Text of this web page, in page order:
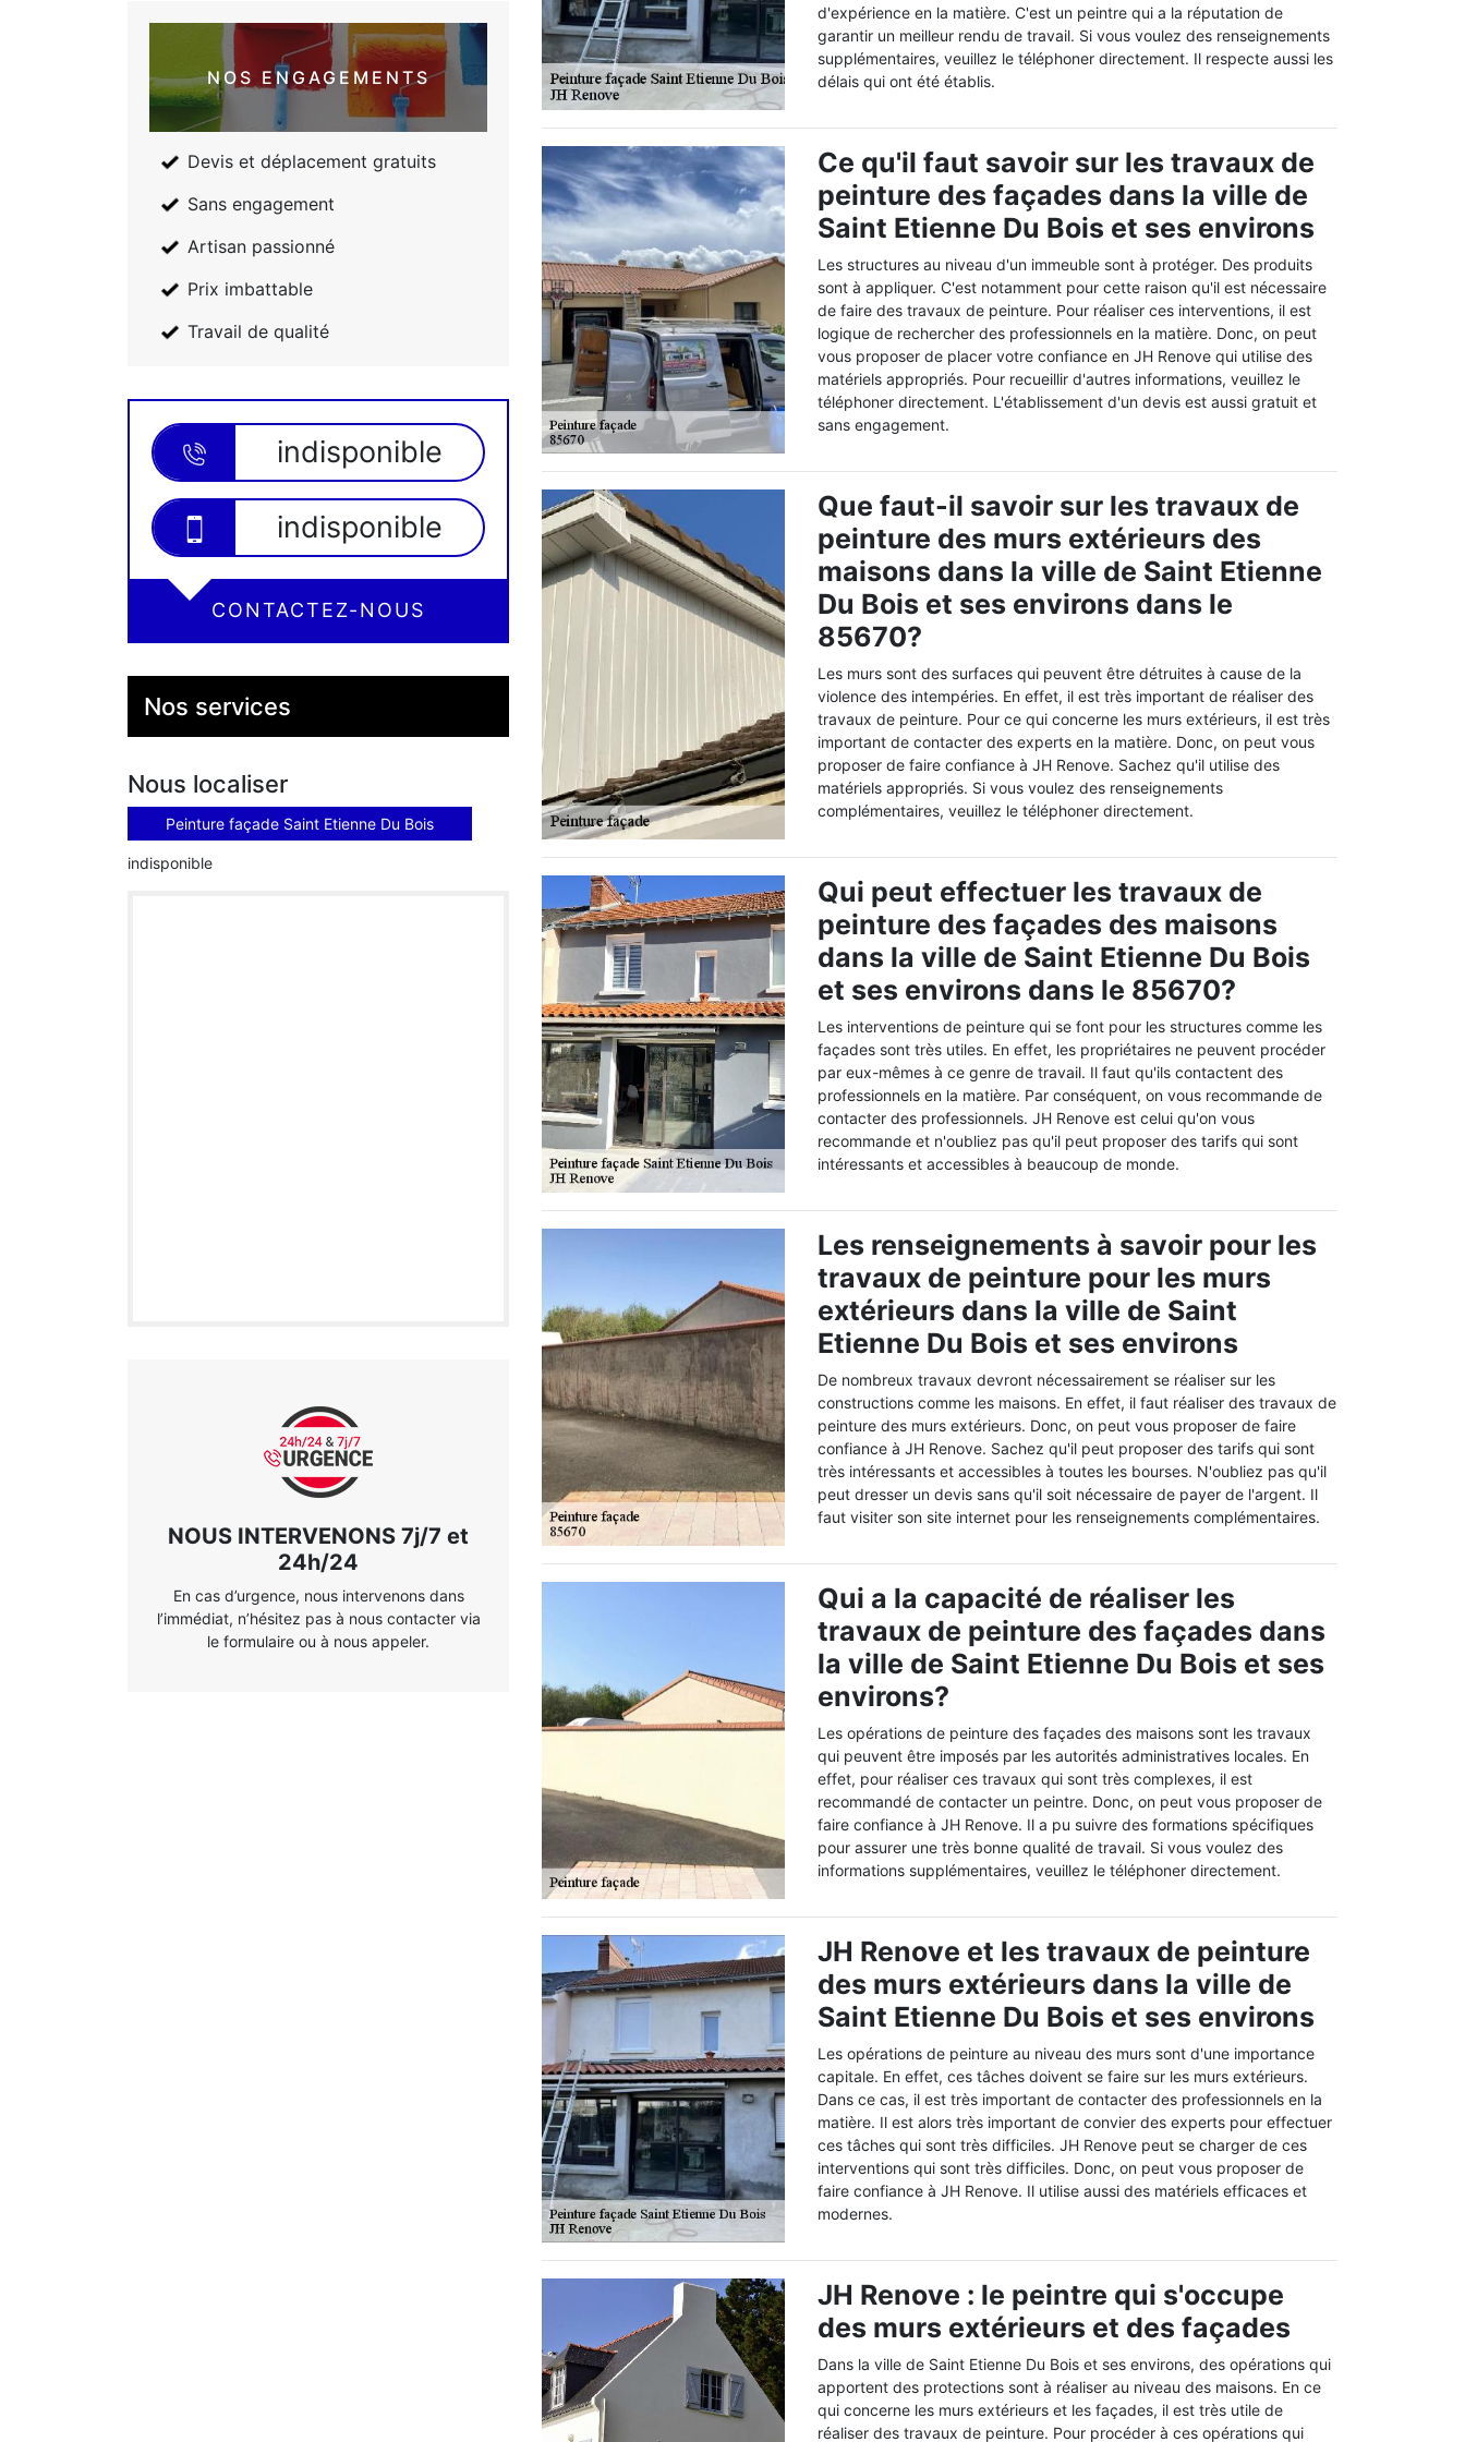
NOS ENGAGEMENTS
Devis et déplacement gratuits
Sans engagement
Artisan passionné
Prix imbattable
Travail de qualité
indisponible
indisponible
CONTACTEZ-NOUS
Nos services
Nous localiser
Peinture façade Saint Etienne Du Bois
indisponible
NOUS INTERVENONS 7j/7 et
24h/24
En cas d’urgence, nous intervenons dans
l’immédiat, n’hésitez pas à nous contacter via
le formulaire ou à nous appeler.
d'expérience en la matière. C'est un peintre qui a la réputation de
garantir un meilleur rendu de travail. Si vous voulez des renseignements
supplémentaires, veuillez le téléphoner directement. Il respecte aussi les
délais qui ont été établis.
Ce qu'il faut savoir sur les travaux de
peinture des façades dans la ville de
Saint Etienne Du Bois et ses environs
Les structures au niveau d'un immeuble sont à protéger. Des produits
sont à appliquer. C'est notamment pour cette raison qu'il est nécessaire
de faire des travaux de peinture. Pour réaliser ces interventions, il est
logique de rechercher des professionnels en la matière. Donc, on peut
vous proposer de placer votre confiance en JH Renove qui utilise des
matériels appropriés. Pour recueillir d'autres informations, veuillez le
téléphoner directement. L'établissement d'un devis est aussi gratuit et
sans engagement.
Que faut-il savoir sur les travaux de
peinture des murs extérieurs des
maisons dans la ville de Saint Etienne
Du Bois et ses environs dans le
85670?
Les murs sont des surfaces qui peuvent être détruites à cause de la
violence des intempéries. En effet, il est très important de réaliser des
travaux de peinture. Pour ce qui concerne les murs extérieurs, il est très
important de contacter des experts en la matière. Donc, on peut vous
proposer de faire confiance à JH Renove. Sachez qu'il utilise des
matériels appropriés. Si vous voulez des renseignements
complémentaires, veuillez le téléphoner directement.
Qui peut effectuer les travaux de
peinture des façades des maisons
dans la ville de Saint Etienne Du Bois
et ses environs dans le 85670?
Les interventions de peinture qui se font pour les structures comme les
façades sont très utiles. En effet, les propriétaires ne peuvent procéder
par eux-mêmes à ce genre de travail. Il faut qu'ils contactent des
professionnels en la matière. Par conséquent, on vous recommande de
contacter des professionnels. JH Renove est celui qu'on vous
recommande et n'oubliez pas qu'il peut proposer des tarifs qui sont
intéressants et accessibles à beaucoup de monde.
Les renseignements à savoir pour les
travaux de peinture pour les murs
extérieurs dans la ville de Saint
Etienne Du Bois et ses environs
De nombreux travaux devront nécessairement se réaliser sur les
constructions comme les maisons. En effet, il faut réaliser des travaux de
peinture des murs extérieurs. Donc, on peut vous proposer de faire
confiance à JH Renove. Sachez qu'il peut proposer des tarifs qui sont
très intéressants et accessibles à toutes les bourses. N'oubliez pas qu'il
peut dresser un devis sans qu'il soit nécessaire de payer de l'argent. Il
faut visiter son site internet pour les renseignements complémentaires.
Qui a la capacité de réaliser les
travaux de peinture des façades dans
la ville de Saint Etienne Du Bois et ses
environs?
Les opérations de peinture des façades des maisons sont les travaux
qui peuvent être imposés par les autorités administratives locales. En
effet, pour réaliser ces travaux qui sont très complexes, il est
recommandé de contacter un peintre. Donc, on peut vous proposer de
faire confiance à JH Renove. Il a pu suivre des formations spécifiques
pour assurer une très bonne qualité de travail. Si vous voulez des
informations supplémentaires, veuillez le téléphoner directement.
JH Renove et les travaux de peinture
des murs extérieurs dans la ville de
Saint Etienne Du Bois et ses environs
Les opérations de peinture au niveau des murs sont d'une importance
capitale. En effet, ces tâches doivent se faire sur les murs extérieurs.
Dans ce cas, il est très important de contacter des professionnels en la
matière. Il est alors très important de convier des experts pour effectuer
ces tâches qui sont très difficiles. JH Renove peut se charger de ces
interventions qui sont très difficiles. Donc, on peut vous proposer de
faire confiance à JH Renove. Il utilise aussi des matériels efficaces et
modernes.
JH Renove : le peintre qui s'occupe
des murs extérieurs et des façades
Dans la ville de Saint Etienne Du Bois et ses environs, des opérations qui
apportent des protections sont à réaliser au niveau des maisons. En ce
qui concerne les murs extérieurs et les façades, il est très utile de
réaliser des travaux de peinture. Pour procéder à ces opérations qui